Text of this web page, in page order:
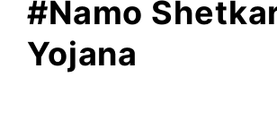
#Namo
Yojana